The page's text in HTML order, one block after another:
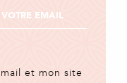
et mon site